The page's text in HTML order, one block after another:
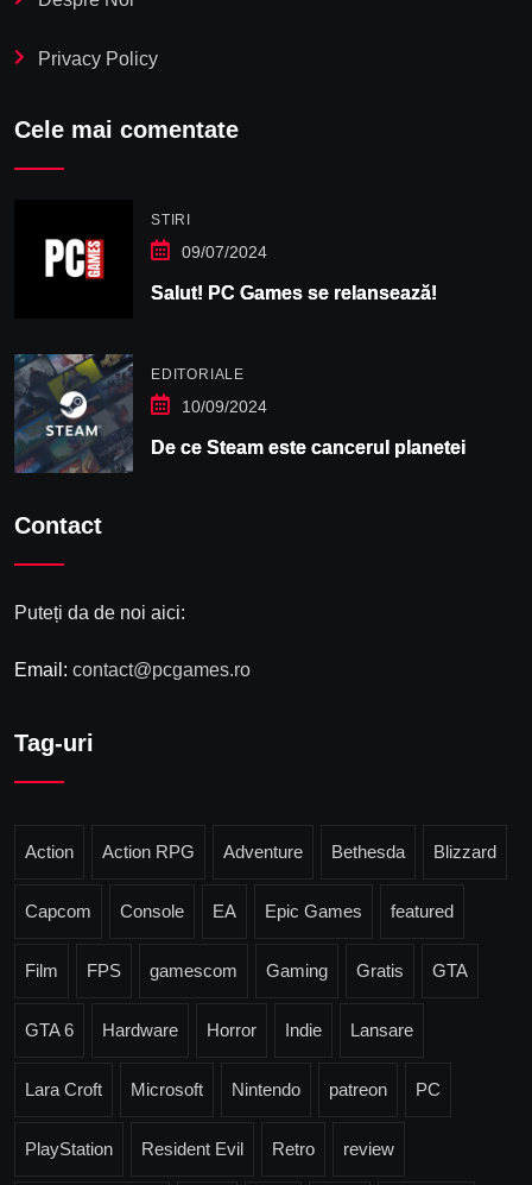
Privacy Policy
Cele mai comentate
STIRI
09/07/2024
Salut! PC Games se relansează!
EDITORIALE
10/09/2024
De ce Steam este cancerul planetei
Contact
Puteți da de noi aici:
Email: contact@pcgames.ro
Tag-uri
Action Action RPG Adventure Bethesda Blizzard
Capcom Console EA Epic Games featured
Film FPS gamescom Gaming Gratis GTA
GTA 6 Hardware Horror Indie Lansare
Lara Croft Microsoft Nintendo patreon PC
PlayStation Resident Evil Retro review